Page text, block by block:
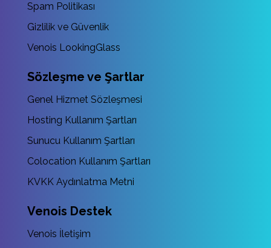
Spam Politikası
Gizlilik ve Güvenlik
Venois LookingGlass
Sözleşme ve Şartlar
Genel Hizmet Sözleşmesi
Hosting Kullanım Şartları
Sunucu Kullanım Şartları
Colocation Kullanım Şartları
KVKK Aydınlatma Metni
Venois Destek
Venois İletişim